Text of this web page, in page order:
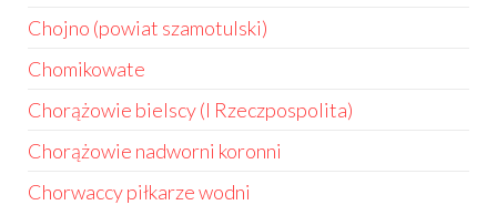
Chojno (powiat szamotulski)
Chomikowate
Chorążowie bielscy (I Rzeczpospolita)
Chorążowie nadworni koronni
Chorwaccy piłkarze wodni